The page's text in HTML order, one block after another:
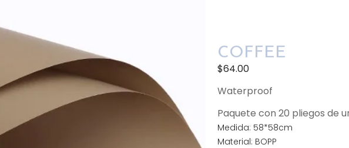
COFFEE
$64.00
Waterproof
Paquete con 20 pliegos de
Medida: 58*58cm
Material: BOPP